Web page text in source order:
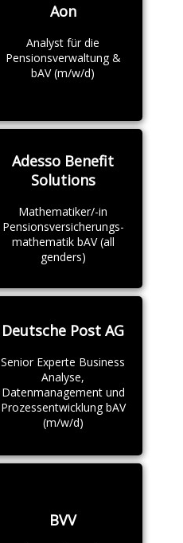
Aon
Analyst für die
Pensionsverwaltung &
bAV (m/w/d)
Adesso Benefit
Solutions
Mathematiker/-in
Pensionsversicherungs-
mathematik bAV (all
genders)
Deutsche Post AG
Senior Experte Business
Analyse,
Datenmanagement und
Prozessentwicklung bAV
(m/w/d)
BVV